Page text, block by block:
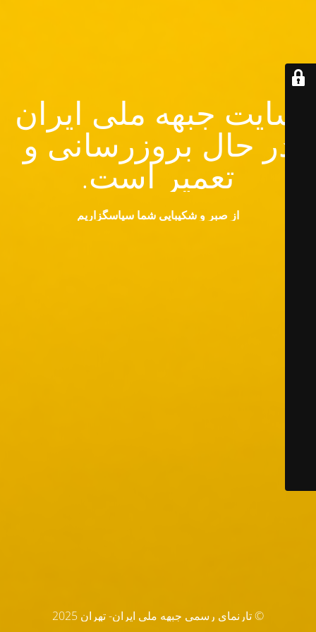
سایت جبهه ملی ایران
در حال بروزرسانی و
تعمیر است.
از صبر و شکیبایی شما سپاسگزاریم
© تارنماي رسمي جبهه ملي ايران- تهران 2025